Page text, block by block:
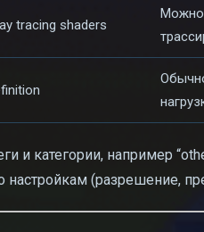
tracing shaders
Можно
и категории, например
(разрешение,